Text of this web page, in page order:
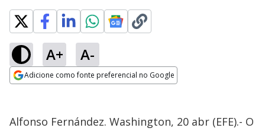
A+ A-
Adicione como fonte preferencial no Google
Alfonso Fernández. Washington, 20 abr (EFE).- O